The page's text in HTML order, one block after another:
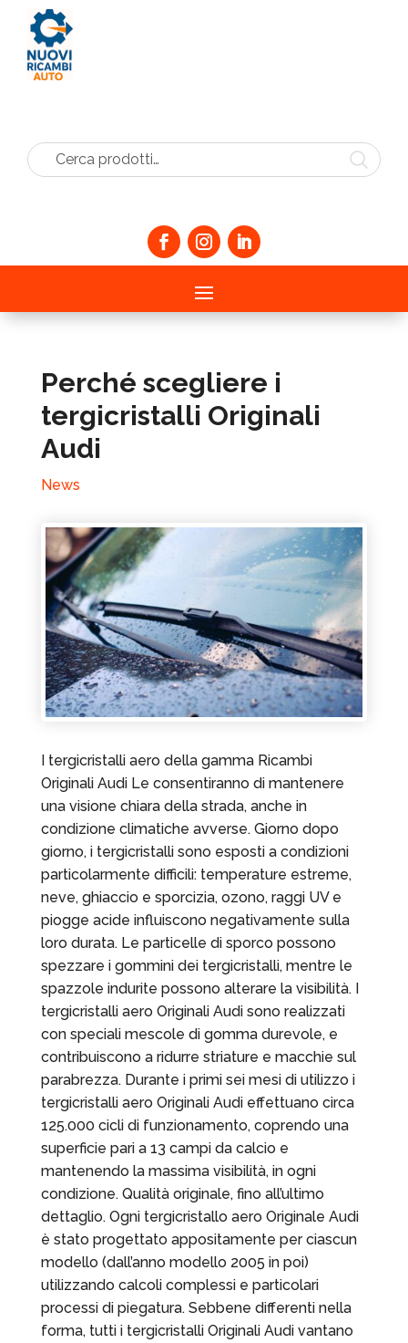
Cerca prodotti…
Perché scegliere i
tergicristalli Originali
Audi
News
I tergicristalli aero della gamma Ricambi
Originali Audi Le consentiranno di mantenere
una visione chiara della strada, anche in
condizione climatiche avverse. Giorno dopo
giorno, i tergicristalli sono esposti a condizioni
particolarmente difficili: temperature estreme,
neve, ghiaccio e sporcizia, ozono, raggi UV e
piogge acide influiscono negativamente sulla
loro durata. Le particelle di sporco possono
spezzare i gommini dei tergicristalli, mentre le
spazzole indurite possono alterare la visibilità. I
tergicristalli aero Originali Audi sono realizzati
con speciali mescole di gomma durevole, e
contribuiscono a ridurre striature e macchie sul
parabrezza. Durante i primi sei mesi di utilizzo i
tergicristalli aero Originali Audi effettuano circa
125.000 cicli di funzionamento, coprendo una
superficie pari a 13 campi da calcio e
mantenendo la massima visibilità, in ogni
condizione. Qualità originale, fino all’ultimo
dettaglio. Ogni tergicristallo aero Originale Audi
è stato progettato appositamente per ciascun
modello (dall’anno modello 2005 in poi)
utilizzando calcoli complessi e particolari
processi di piegatura. Sebbene differenti nella
forma, tutti i tergicristalli Originali Audi vantano